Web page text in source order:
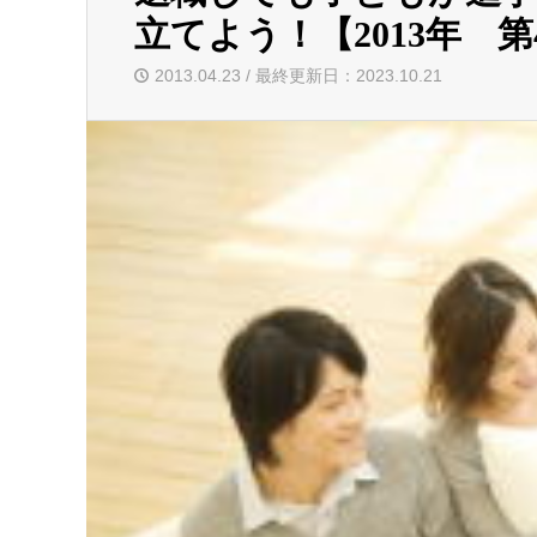
立てよう！【2013年 第
2013.04.23 / 最終更新日：2023.10.21